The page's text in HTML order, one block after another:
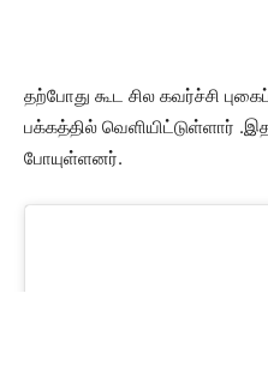
தற்போது கூட சில கவர்ச்சி
பக்கத்தில் வெளியிட்டுள்ளார்
போயுள்ளனர்.